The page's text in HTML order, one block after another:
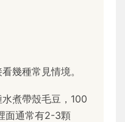
幾種常見情境。
煮帶殼毛豆，100
面通常有2-3顆